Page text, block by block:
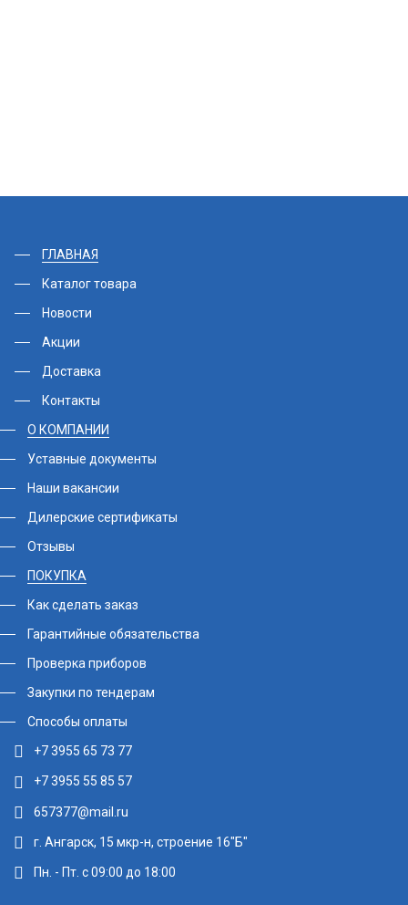
ГЛАВНАЯ
Каталог товара
Новости
Акции
Доставка
Контакты
О КОМПАНИИ
Уставные документы
Наши вакансии
Дилерские сертификаты
Отзывы
ПОКУПКА
Как сделать заказ
Гарантийные обязательства
Проверка приборов
Закупки по тендерам
Способы оплаты
+7 3955 65 73 77
+7 3955 55 85 57
657377@mail.ru
г. Ангарск, 15 мкр-н, строение 16"Б"
Пн. - Пт. с 09:00 до 18:00